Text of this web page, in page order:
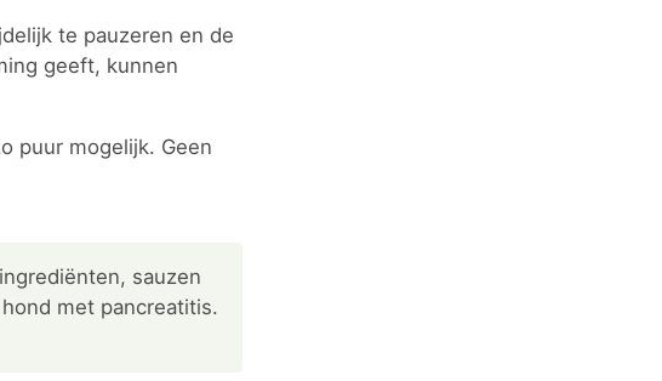
te pauzeren en de
geeft, kunnen
puur mogelijk. Geen
sauzen
met pancreatitis.